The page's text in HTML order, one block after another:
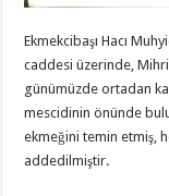
Ekmekcibaşı Hacı
caddesi üzerinde,
günümüzde ortadan
mescidinin önünde
ekmeğini temin etmiş,
addedilmiştir.